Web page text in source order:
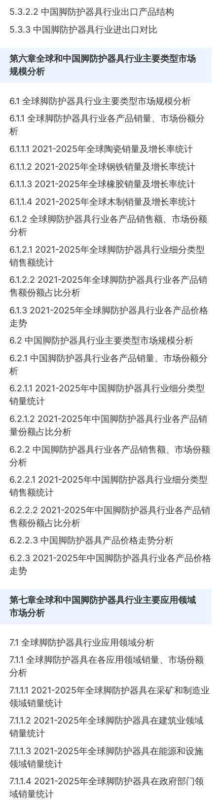
5.3.2.2 中国脚防护器具行业出口产品结构
5.3.3 中国脚防护器具行业进出口对比
第六章全球和中国脚防护器具行业主要类型市场
规模分析
6.1 全球脚防护器具行业主要类型市场规模分析
6.1.1 全球脚防护器具行业各产品销量、市场份额分
析
6.1.1.1 2021-2025年全球陶瓷销量及增长率统计
6.1.1.2 2021-2025年全球钢铁销量及增长率统计
6.1.1.3 2021-2025年全球橡胶销量及增长率统计
6.1.1.4 2021-2025年全球木制销量及增长率统计
6.1.2 全球脚防护器具行业各产品销售额、市场份额
分析
6.1.2.1 2021-2025年全球脚防护器具行业细分类型
销售额统计
6.1.2.2 2021-2025年全球脚防护器具行业各产品销
售额份额占比分析
6.1.3 2021-2025年全球脚防护器具行业各产品价格
走势
6.2 中国脚防护器具行业主要类型市场规模分析
6.2.1 中国脚防护器具行业各产品销量、市场份额分
析
6.2.1.1 2021-2025年中国脚防护器具行业细分类型
销量统计
6.2.1.2 2021-2025年中国脚防护器具行业各产品销
量份额占比分析
6.2.2 中国脚防护器具行业各产品销售额、市场份额
分析
6.2.2.1 2021-2025年中国脚防护器具行业细分类型
销售额统计
6.2.2.2 2021-2025年中国脚防护器具行业各产品销
售额份额占比分析
6.2.2.3 中国脚防护器具产品价格走势分析
6.2.3 2021-2025年中国脚防护器具行业各产品价格
走势
第七章全球和中国脚防护器具行业主要应用领域
市场分析
7.1 全球脚防护器具行业应用领域分析
7.1.1 全球脚防护器具在各应用领域销量、市场份额
分析
7.1.1.1 2021-2025年全球脚防护器具在采矿和制造业
领域销量统计
7.1.1.2 2021-2025年全球脚防护器具在建筑业领域
销量统计
7.1.1.3 2021-2025年全球脚防护器具在能源和设施
领域销量统计
7.1.1.4 2021-2025年全球脚防护器具在政府部门领
域销量统计